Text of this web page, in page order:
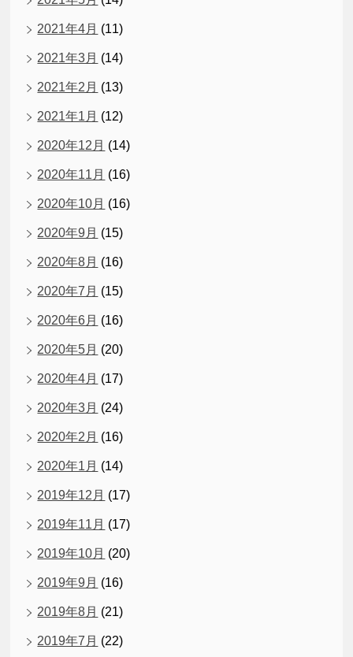
2021年4月 (11)
2021年3月 (14)
2021年2月 (13)
2021年1月 (12)
2020年12月 (14)
2020年11月 (16)
2020年10月 (16)
2020年9月 (15)
2020年8月 (16)
2020年7月 (15)
2020年6月 (16)
2020年5月 (20)
2020年4月 (17)
2020年3月 (24)
2020年2月 (16)
2020年1月 (14)
2019年12月 (17)
2019年11月 (17)
2019年10月 (20)
2019年9月 (16)
2019年8月 (21)
2019年7月 (22)